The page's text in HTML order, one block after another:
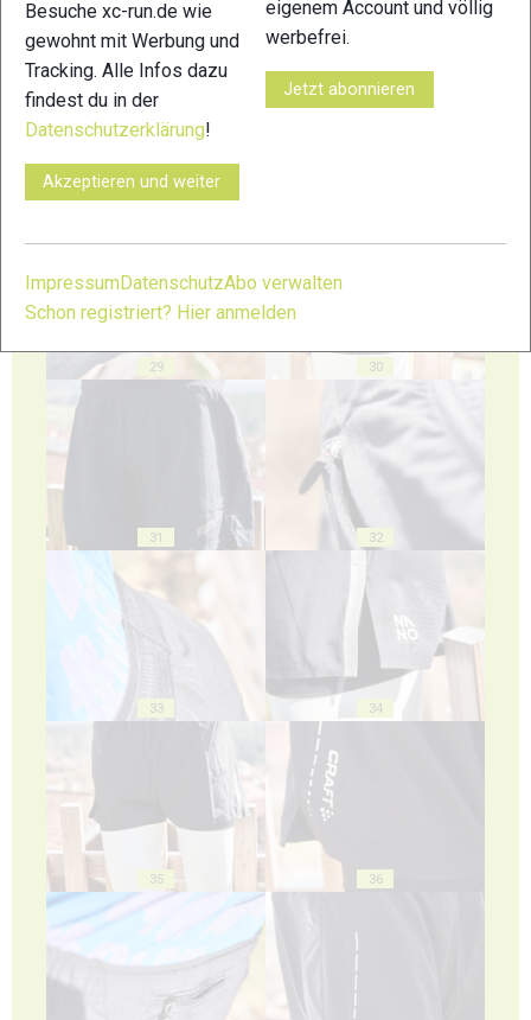
29 30
31 32
33 34
35 36
Besuche xc-run.de wie
gewohnt mit Werbung und
Tracking. Alle Infos dazu
findest du in der
Datenschutzerklärung!
Akzeptieren und weiter
eigenem Account und völlig
werbefrei.
Jetzt abonnieren
ImpressumDatenschutzAbo verwalten
Schon registriert? Hier anmelden